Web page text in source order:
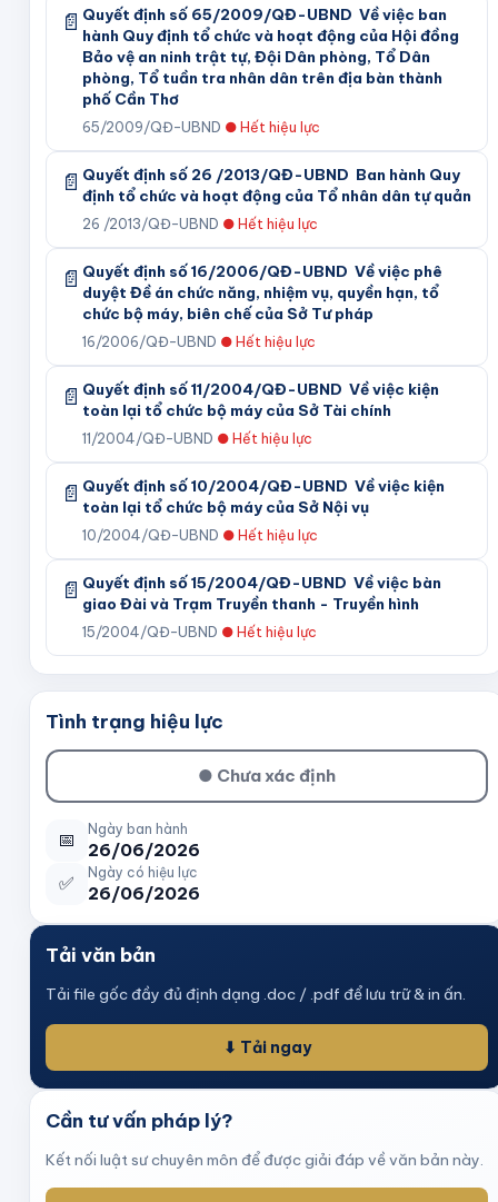
📄 Quyết định số 65/2009/QĐ-UBND Về việc ban
hành Quy định tổ chức và hoạt động của Hội đồng
Bảo vệ an ninh trật tự, Đội Dân phòng, Tổ Dân
phòng, Tổ tuần tra nhân dân trên địa bàn thành
phố Cần Thơ
65/2009/QĐ-UBND ●Hết hiệu lực
📄 Quyết định số 26 /2013/QĐ-UBND Ban hành Quy
định tổ chức và hoạt động của Tổ nhân dân tự quản
26 /2013/QĐ-UBND ●Hết hiệu lực
📄 Quyết định số 16/2006/QĐ-UBND Về việc phê
duyệt Đề án chức năng, nhiệm vụ, quyền hạn, tổ
chức bộ máy, biên chế của Sở Tư pháp
16/2006/QĐ-UBND ●Hết hiệu lực
📄 Quyết định số 11/2004/QĐ-UBND Về việc kiện
toàn lại tổ chức bộ máy của Sở Tài chính
11/2004/QĐ-UBND ●Hết hiệu lực
📄 Quyết định số 10/2004/QĐ-UBND Về việc kiện
toàn lại tổ chức bộ máy của Sở Nội vụ
10/2004/QĐ-UBND ●Hết hiệu lực
📄 Quyết định số 15/2004/QĐ-UBND Về việc bàn
giao Đài và Trạm Truyền thanh - Truyền hình
15/2004/QĐ-UBND ●Hết hiệu lực
Tình trạng hiệu lực
● Chưa xác định
📅 Ngày ban hành
26/06/2026
✅ Ngày có hiệu lực
26/06/2026
Tải văn bản
Tải file gốc đầy đủ định dạng .doc / .pdf để lưu trữ & in ấn.
⬇ Tải ngay
Cần tư vấn pháp lý?
Kết nối luật sư chuyên môn để được giải đáp về văn bản này.